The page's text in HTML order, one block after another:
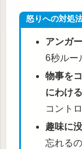
怒りへの対処
アンガ
6秒ルー
物事を
にわける
コント
趣味に
忘れる